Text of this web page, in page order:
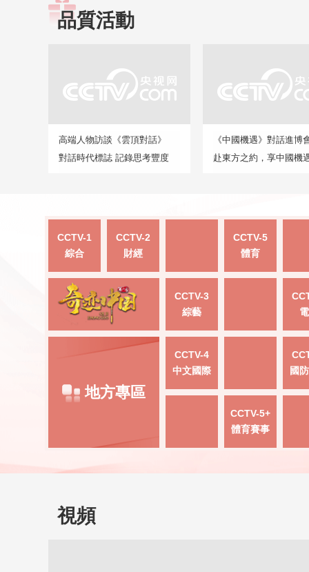
品質活動
高端人物訪談《雲頂對話》
對話時代標誌 記錄思考豐度
《中國機遇》對話進博
赴東方之約，享中國機
CCTV-1
綜合
CCTV-2
財經
CCTV-5
體育
CCTV-3
綜藝
地方專區
CCTV-4
中文國際
國
CCTV-5+
體育賽事
視頻